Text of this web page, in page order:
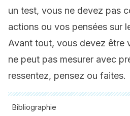
un test, vous ne devez pas
actions ou vos pensées sur
Avant tout, vous devez être
ne peut pas mesurer avec
ressentez, pensez ou faites.
Bibliographie